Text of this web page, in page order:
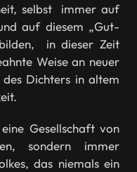
selbst immer auf
auf diesem „Gut-
in dieser Zeit
Weise an neuer
Dichters in altem
Gesellschaft von
sondern immer
das niemals ein